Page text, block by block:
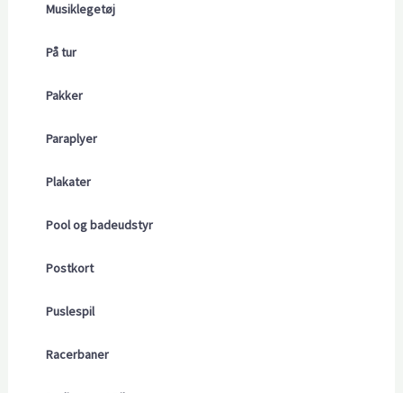
Musiklegetøj
På tur
Pakker
Paraplyer
Plakater
Pool og badeudstyr
Postkort
Puslespil
Racerbaner